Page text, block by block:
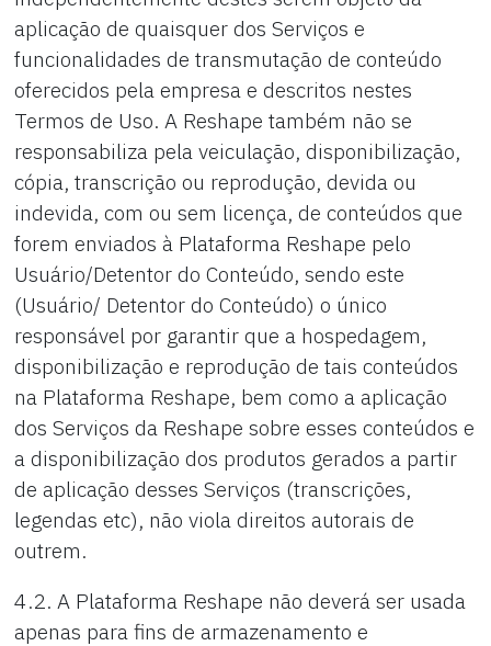
aplicação de quaisquer dos Serviços e
funcionalidades de transmutação de conteúdo
oferecidos pela empresa e descritos nestes
Termos de Uso. A Reshape também não se
responsabiliza pela veiculação, disponibilização,
cópia, transcrição ou reprodução, devida ou
indevida, com ou sem licença, de conteúdos que
forem enviados à Plataforma Reshape pelo
Usuário/Detentor do Conteúdo, sendo este
(Usuário/ Detentor do Conteúdo) o único
responsável por garantir que a hospedagem,
disponibilização e reprodução de tais conteúdos
na Plataforma Reshape, bem como a aplicação
dos Serviços da Reshape sobre esses conteúdos e
a disponibilização dos produtos gerados a partir
de aplicação desses Serviços (transcrições,
legendas etc), não viola direitos autorais de
outrem.
4.2. A Plataforma Reshape não deverá ser usada
apenas para fins de armazenamento e